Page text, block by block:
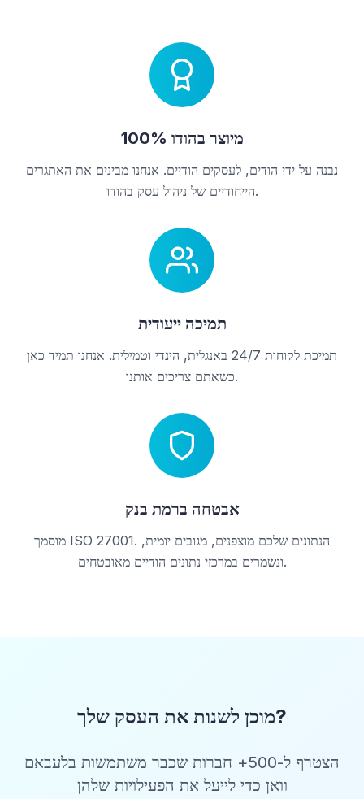
100% מיוצר בהודו
נבנה על ידי הודים, לעסקים הודיים. אנחנו מבינים את האתגרים
הייחודיים של ניהול עסק בהודו.
תמיכה ייעודית
תמיכת לקוחות 24/7 באנגלית, הינדי וטמילית. אנחנו תמיד כאן
כשאתם צריכים אותנו.
אבטחה ברמת בנק
מוסמך ISO 27001. הנתונים שלכם מוצפנים, מגובים יומית,
ונשמרים במרכזי נתונים הודיים מאובטחים.
מוכן לשנות את העסק שלך?
הצטרף ל-500+ חברות שכבר משתמשות בלעבאם
וואן כדי לייעל את הפעילויות שלהן